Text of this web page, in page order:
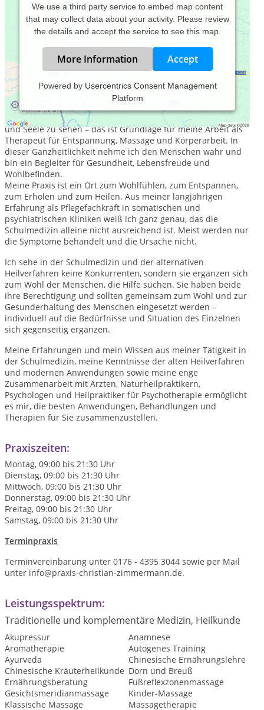
We use a third party service to embed map content
that may collect data about your activity. Please review
the details and accept the service to see this map.
More Information Accept
Powered by Usercentrics Consent Management
Platform
Ganzheitlich.Körper.Geist.Seele.Heilen
Den Menschen als ganzheitliches Wesen aus Körper, Geist
und Seele zu sehen – das ist Grundlage für meine Arbeit als
Therapeut für Entspannung, Massage und Körperarbeit. In
dieser Ganzheitlichkeit nehme ich den Menschen wahr und
bin ein Begleiter für Gesundheit, Lebensfreude und
Wohlbefinden.
Meine Praxis ist ein Ort zum Wohlfühlen, zum Entspannen,
zum Erholen und zum Heilen. Aus meiner langjährigen
Erfahrung als Pflegefachkraft in somatischen und
psychiatrischen Kliniken weiß ich ganz genau, das die
Schulmedizin alleine nicht ausreichend ist. Meist werden nur
die Symptome behandelt und die Ursache nicht.
Ich sehe in der Schulmedizin und der alternativen
Heilverfahren keine Konkurrenten, sondern sie ergänzen sich
zum Wohl der Menschen, die Hilfe suchen. Sie haben beide
ihre Berechtigung und sollten gemeinsam zum Wohl und zur
Gesunderhaltung des Menschen eingesetzt werden –
individuell auf die Bedürfnisse und Situation des Einzelnen
sich gegenseitig ergänzen.
Meine Erfahrungen und mein Wissen aus meiner Tätigkeit in
der Schulmedizin, meine Kenntnisse der alten Heilverfahren
und modernen Anwendungen sowie meine enge
Zusammenarbeit mit Ärzten, Naturheilpraktikern,
Psychologen und Heilpraktiker für Psychotherapie ermöglicht
es mir, die besten Anwendungen, Behandlungen und
Therapien für Sie zusammenzustellen.
Praxiszeiten:
Montag, 09:00 bis 21:30 Uhr
Dienstag, 09:00 bis 21:30 Uhr
Mittwoch, 09:00 bis 21:30 Uhr
Donnerstag, 09:00 bis 21:30 Uhr
Freitag, 09:00 bis 21:30 Uhr
Samstag, 09:00 bis 21:30 Uhr
Terminpraxis
Terminvereinbarung unter 0176 - 4395 3044 sowie per Mail
unter info@praxis-christian-zimmermann.de.
Leistungsspektrum:
Traditionelle und komplementäre Medizin, Heilkunde
Akupressur
Anamnese
Aromatherapie
Autogenes Training
Ayurveda
Chinesische Ernährungslehre
Chinesische Kräuterheilkunde Dorn und Breuß
Ernährungsberatung
Fußreflexzonenmassage
Gesichtsmeridianmassage
Kinder-Massage
Klassische Massage
Massagetherapie